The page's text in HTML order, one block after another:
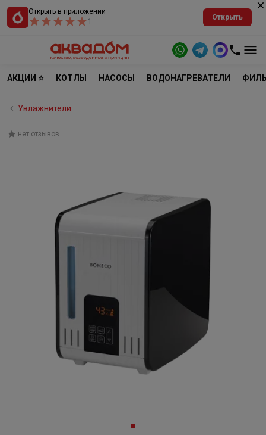
Открыть в приложении
1
Открыть
АКЦИИ ⭐ КОТЛЫ НАСОСЫ ВОДОНАГРЕВАТЕЛИ
Увлажнители
нет отзывов